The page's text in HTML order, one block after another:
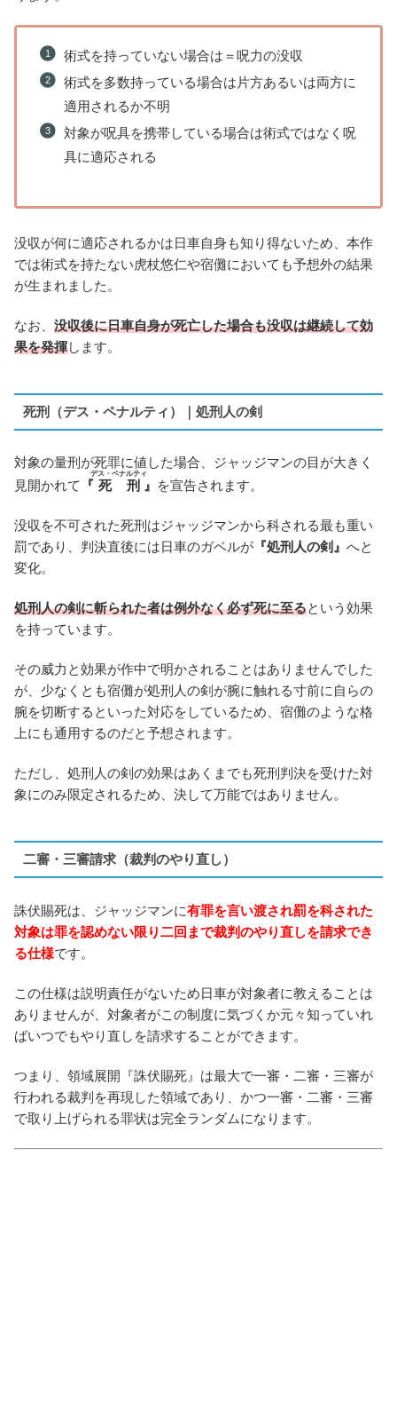
術式を持っていない場合は＝呪力の没収
術式を多数持っている場合は片方あるいは両方に
適用されるか不明
対象が呪具を携帯している場合は術式ではなく呪
具に適応される
没収が何に適応されるかは日車自身も知り得ないため、本作
では術式を持たない虎杖悠仁や宿儺においても予想外の結果
が生まれました。
なお、 没収後に日車自身が死亡した場合も没収は継続して効
果を発揮します。
死刑（デス・ペナルティ）｜処刑人の剣
対象の量刑が死罪に値した場合、ジャッジマンの目が大きく
見開かれて
『 死刑
デス・ペナルティ
』 を宣告されます。
没収を不可された死刑はジャッジマンから科される最も重い
罰であり、判決直後には日車のガベルが 『処刑人の剣』 へと
変化。
処刑人の剣に斬られた者は例外なく必ず死に至るという効果
を持っています。
その威力と効果が作中で明かされることはありませんでした
が、少なくとも宿儺が処刑人の剣が腕に触れる寸前に自らの
腕を切断するといった対応をしているため、宿儺のような格
上にも通用するのだと予想されます。
ただし、処刑人の剣の効果はあくまでも死刑判決を受けた対
象にのみ限定されるため、決して万能ではありません。
二審・三審請求（裁判のやり直し）
誅伏賜死は、ジャッジマンに有罪を言い渡され罰を科された
対象は罪を認めない限り二回まで裁判のやり直しを請求でき
る仕様です。
この仕様は説明責任がないため日車が対象者に教えることは
ありませんが、対象者がこの制度に気づくか元々知っていれ
ばいつでもやり直しを請求することができます。
つまり、領域展開『誅伏賜死』は最大で一審・二審・三審が
行われる裁判を再現した領域であり、かつ一審・二審・三審
で取り上げられる罪状は完全ランダムになります。